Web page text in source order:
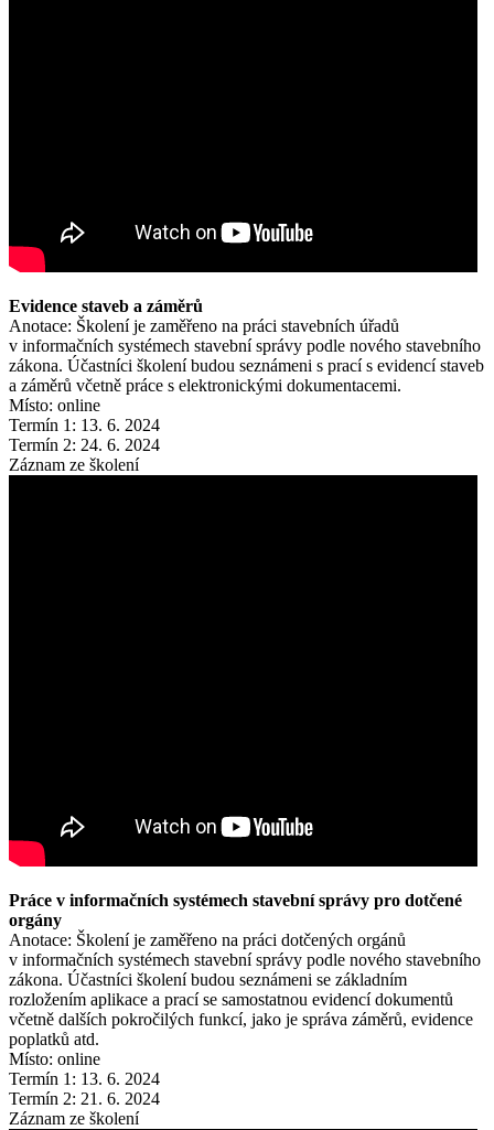
Evidence staveb a záměrů
Anotace: Školení je zaměřeno na práci stavebních úřadů
v informačních systémech stavební správy podle nového stavebního
zákona. Účastníci školení budou seznámeni s prací s evidencí staveb
a záměrů včetně práce s elektronickými dokumentacemi.
Místo: online
Termín 1: 13. 6. 2024
Termín 2: 24. 6. 2024
Záznam ze školení
Práce v informačních systémech stavební správy pro dotčené
orgány
Anotace: Školení je zaměřeno na práci dotčených orgánů
v informačních systémech stavební správy podle nového stavebního
zákona. Účastníci školení budou seznámeni se základním
rozložením aplikace a prací se samostatnou evidencí dokumentů
včetně dalších pokročilých funkcí, jako je správa záměrů, evidence
poplatků atd.
Místo: online
Termín 1: 13. 6. 2024
Termín 2: 21. 6. 2024
Záznam ze školení